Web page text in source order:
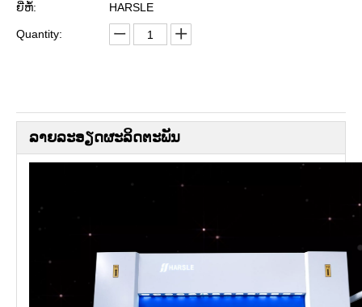
ຍີ່ຫໍ້:
HARSLE
Quantity:
ລາຍ​ລະ​ອຽດ​ຜະ​ລິດ​ຕະ​ພັນ